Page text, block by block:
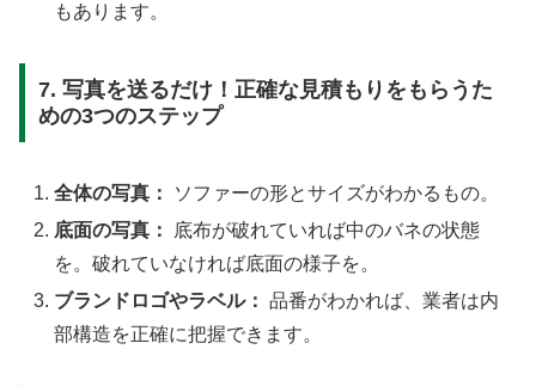
もあります。
7. 写真を送るだけ！正確な見積もりをもらうた
めの3つのステップ
全体の写真：
ソファーの形とサイズがわかるもの。
底面の写真：
底布が破れていれば中のバネの状態
を。破れていなければ底面の様子を。
ブランドロゴやラベル： 品番がわかれば、業者は内
部構造を正確に把握できます。